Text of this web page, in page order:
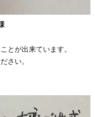
とが出来ています。
さい。